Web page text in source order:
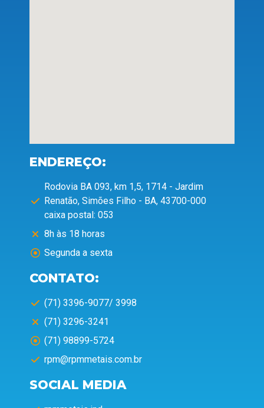
ENDEREÇO:
Rodovia BA 093, km 1,5, 1714 - Jardim
Renatão, Simões Filho - BA, 43700-000
caixa postal: 053
8h às 18 horas
Segunda a sexta
CONTATO:
(71) 3396-9077/ 3998
(71) 3296-3241
(71) 98899-5724
rpm@rpmmetais.com.br
SOCIAL MEDIA